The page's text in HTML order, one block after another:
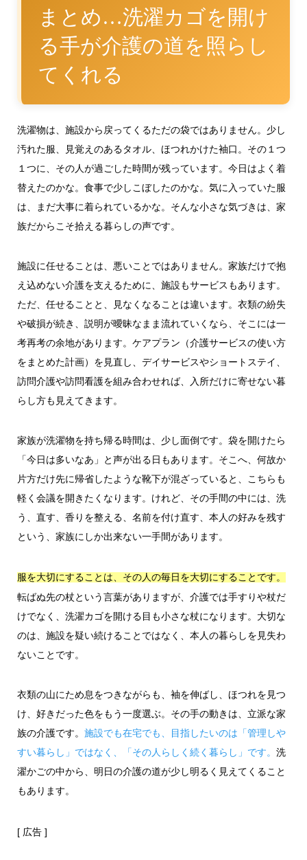
まとめ…洗濯カゴを開け
る手が介護の道を照らし
てくれる
洗濯物は、施設から戻ってくるただの袋ではありません。少し
汚れた服、見覚えのあるタオル、ほつれかけた袖口。その１つ
１つに、その人が過ごした時間が残っています。今日はよく着
替えたのかな。食事で少しこぼしたのかな。気に入っていた服
は、まだ大事に着られているかな。そんな小さな気づきは、家
族だからこそ拾える暮らしの声です。
施設に任せることは、悪いことではありません。家族だけで抱
え込めない介護を支えるために、施設もサービスもあります。
ただ、任せることと、見なくなることは違います。衣類の紛失
や破損が続き、説明が曖昧なまま流れていくなら、そこには一
考再考の余地があります。ケアプラン（介護サービスの使い方
をまとめた計画）を見直し、デイサービスやショートステイ、
訪問介護や訪問看護を組み合わせれば、入所だけに寄せない暮
らし方も見えてきます。
家族が洗濯物を持ち帰る時間は、少し面倒です。袋を開けたら
「今日は多いなあ」と声が出る日もあります。そこへ、何故か
片方だけ先に帰省したような靴下が混ざっていると、こちらも
軽く会議を開きたくなります。けれど、その手間の中には、洗
う、直す、香りを整える、名前を付け直す、本人の好みを残す
という、家族にしか出来ない一手間があります。
服を大切にすることは、その人の毎日を大切にすることです。
転ばぬ先の杖という言葉がありますが、介護では手すりや杖だ
けでなく、洗濯カゴを開ける目も小さな杖になります。大切な
のは、施設を疑い続けることではなく、本人の暮らしを見失わ
ないことです。
衣類の山にため息をつきながらも、袖を伸ばし、ほつれを見つ
け、好きだった色をもう一度選ぶ。その手の動きは、立派な家
族の介護です。 施設でも在宅でも、目指したいのは「管理しや
すい暮らし」ではなく、「その人らしく続く暮らし」です。 洗
濯かごの中から、明日の介護の道が少し明るく見えてくること
もあります。
[ 広告 ]